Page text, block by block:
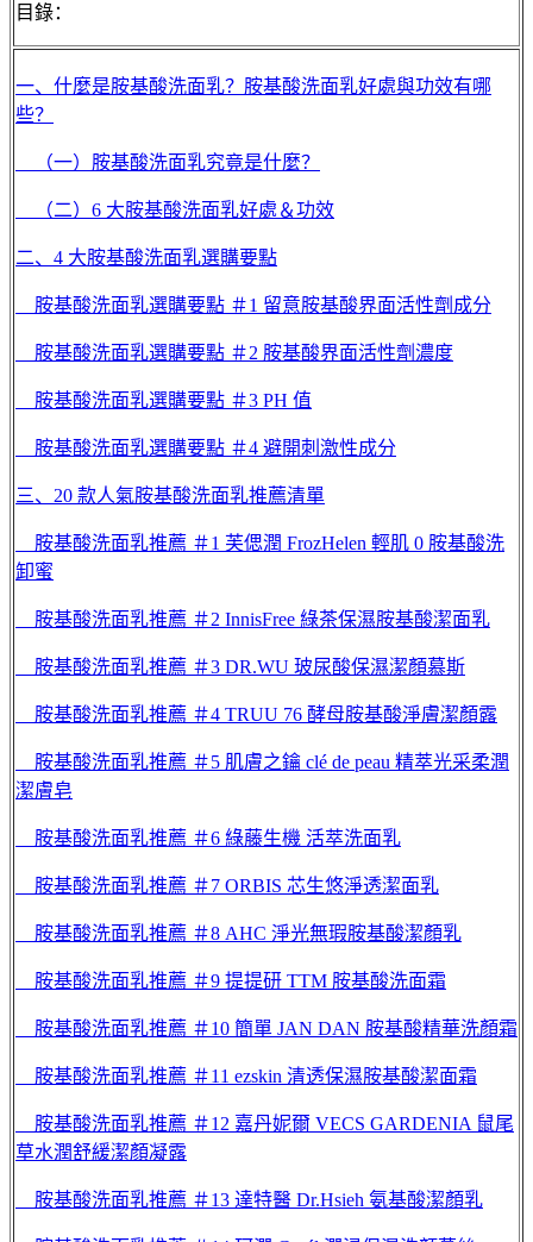
目錄：
一、什麼是胺基酸洗面乳？胺基酸洗面乳好處與功效有哪
些？
（一）胺基酸洗面乳究竟是什麼？
（二）6 大胺基酸洗面乳好處＆功效
二、4 大胺基酸洗面乳選購要點
胺基酸洗面乳選購要點 ＃1 留意胺基酸界面活性劑成分
胺基酸洗面乳選購要點 ＃2 胺基酸界面活性劑濃度
胺基酸洗面乳選購要點 ＃3 PH 值
胺基酸洗面乳選購要點 ＃4 避開刺激性成分
三、20 款人氣胺基酸洗面乳推薦清單
胺基酸洗面乳推薦 ＃1 芙偲潤 FrozHelen 輕肌 0 胺基酸洗
卸蜜
胺基酸洗面乳推薦 ＃2 InnisFree 綠茶保濕胺基酸潔面乳
胺基酸洗面乳推薦 ＃3 DR.WU 玻尿酸保濕潔顏慕斯
胺基酸洗面乳推薦 ＃4 TRUU 76 酵母胺基酸淨膚潔顏露
胺基酸洗面乳推薦 ＃5 肌膚之鑰 clé de peau 精萃光采柔潤
潔膚皂
胺基酸洗面乳推薦 ＃6 綠藤生機 活萃洗面乳
胺基酸洗面乳推薦 ＃7 ORBIS 芯生悠淨透潔面乳
胺基酸洗面乳推薦 ＃8 AHC 淨光無瑕胺基酸潔顏乳
胺基酸洗面乳推薦 ＃9 提提研 TTM 胺基酸洗面霜
胺基酸洗面乳推薦 ＃10 簡單 JAN DAN 胺基酸精華洗顏霜
胺基酸洗面乳推薦 ＃11 ezskin 清透保濕胺基酸潔面霜
胺基酸洗面乳推薦 ＃12 嘉丹妮爾 VECS GARDENIA 鼠尾
草水潤舒緩潔顏凝露
胺基酸洗面乳推薦 ＃13 達特醫 Dr.Hsieh 氨基酸潔顏乳